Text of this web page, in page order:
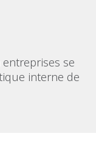
entreprises se
interne de